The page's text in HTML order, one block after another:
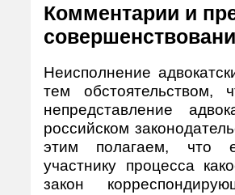
Комментарии и
Неисполнение
тем обстоятельством,
непредставление
российском
этим полагаем, что
участнику процесса
закон